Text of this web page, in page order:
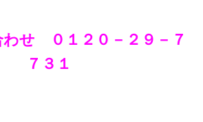
せ ０１２０－２９－７
７３１